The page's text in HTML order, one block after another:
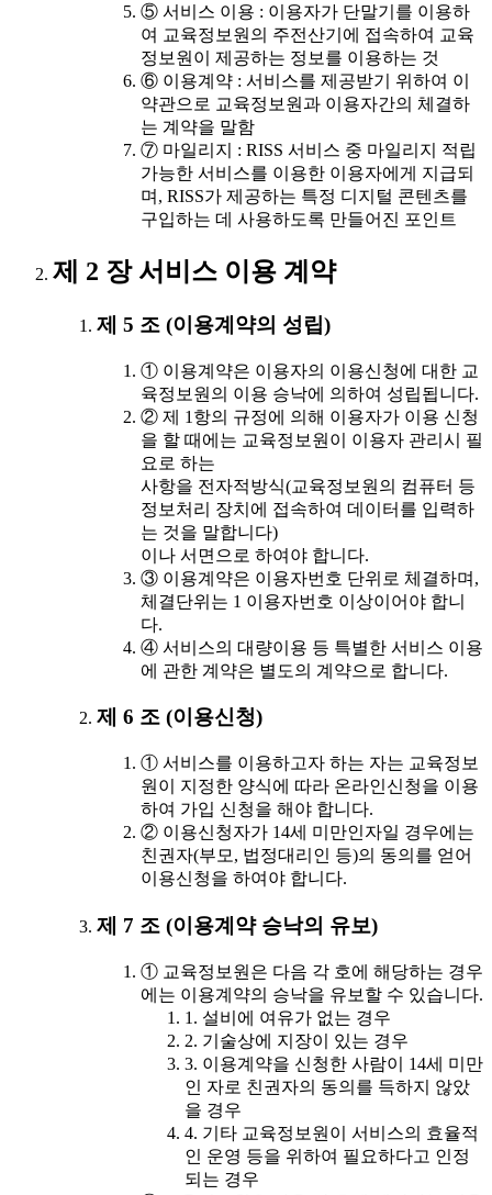
⑤ 서비스 이용 : 이용자가 단말기를 이용하
여 교육정보원의 주전산기에 접속하여 교육
정보원이 제공하는 정보를 이용하는 것
⑥ 이용계약 : 서비스를 제공받기 위하여 이
약관으로 교육정보원과 이용자간의 체결하
는 계약을 말함
⑦ 마일리지 : RISS 서비스 중 마일리지 적립
가능한 서비스를 이용한 이용자에게 지급되
며, RISS가 제공하는 특정 디지털 콘텐츠를
구입하는 데 사용하도록 만들어진 포인트
제 2 장 서비스 이용 계약
제 5 조 (이용계약의 성립)
① 이용계약은 이용자의 이용신청에 대한 교
육정보원의 이용 승낙에 의하여 성립됩니다.
② 제 1항의 규정에 의해 이용자가 이용 신청
을 할 때에는 교육정보원이 이용자 관리시 필
요로 하는
사항을 전자적방식(교육정보원의 컴퓨터 등
정보처리 장치에 접속하여 데이터를 입력하
는 것을 말합니다)
이나 서면으로 하여야 합니다.
③ 이용계약은 이용자번호 단위로 체결하며,
체결단위는 1 이용자번호 이상이어야 합니
다.
④ 서비스의 대량이용 등 특별한 서비스 이용
에 관한 계약은 별도의 계약으로 합니다.
제 6 조 (이용신청)
① 서비스를 이용하고자 하는 자는 교육정보
원이 지정한 양식에 따라 온라인신청을 이용
하여 가입 신청을 해야 합니다.
② 이용신청자가 14세 미만인자일 경우에는
친권자(부모, 법정대리인 등)의 동의를 얻어
이용신청을 하여야 합니다.
제 7 조 (이용계약 승낙의 유보)
① 교육정보원은 다음 각 호에 해당하는 경우
에는 이용계약의 승낙을 유보할 수 있습니다.
1. 설비에 여유가 없는 경우
2. 기술상에 지장이 있는 경우
3. 이용계약을 신청한 사람이 14세 미만
인 자로 친권자의 동의를 득하지 않았
을 경우
4. 기타 교육정보원이 서비스의 효율적
인 운영 등을 위하여 필요하다고 인정
되는 경우